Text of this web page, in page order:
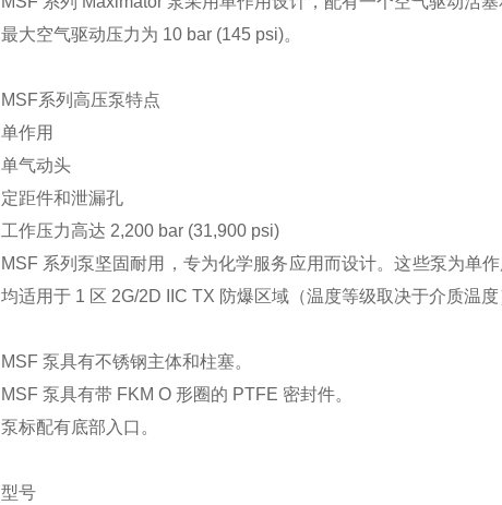
最大空气驱动压力为 10 bar (145 psi)。
MSF系列高压泵特点
单作用
单气动头
定距件和泄漏孔
工作压力高达 2,200 bar (31,900 psi)
MSF 系列泵坚固耐用，专为化学服务应用而设计。这些泵为单
均适用于 1 区 2G/2D IIC TX 防爆区域（温度等级取决于介质温度
MSF 泵具有不锈钢主体和柱塞。
MSF 泵具有带 FKM O 形圈的 PTFE 密封件。
泵标配有底部入口。
型号